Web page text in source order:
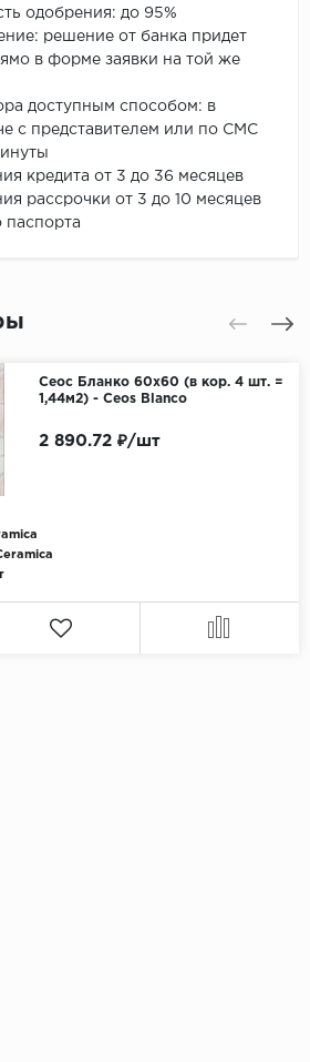
одобрения: до 95%
решение от банка придет
в форме заявки на той же
доступным способом: в
с представителем или по СМС
кредита от 3 до 36 месяцев
рассрочки от 3 до 10 месяцев
паспорта
Сеос Бланко 60х60 (в кор. 4 шт. =
1,44м2) - Ceos Blanco
2 890.72 ₽/шт